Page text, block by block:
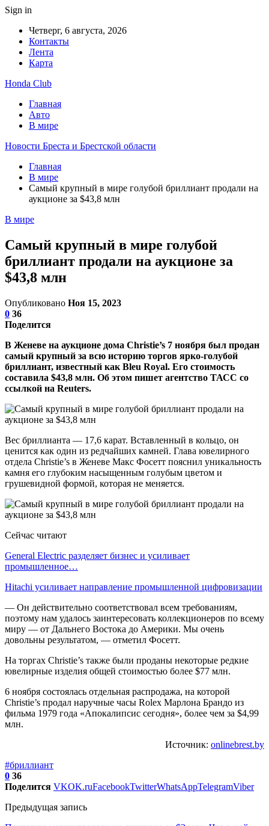
Sign in
Четверг, 6 августа, 2026
Контакты
Лента
Карта
Honda Club
Главная
Авто
В мире
Новости Бреста и Брестской области
Главная
В мире
Самый крупный в мире голубой бриллиант продали на
аукционе за $43,8 млн
В мире
Самый крупный в мире голубой
бриллиант продали на аукционе за
$43,8 млн
Опубликовано Ноя 15, 2023
0 36
Поделится
В Женеве на аукционе дома Christie’s 7 ноября был продан
самый крупный за всю историю торгов ярко-голубой
бриллиант, известный как Bleu Royal. Его стоимость
составила $43,8 млн. Об этом пишет агентство ТАСС со
ссылкой на Reuters.
Вес бриллианта — 17,6 карат. Вставленный в кольцо, он
ценится как один из редчайших камней. Глава ювелирного
отдела Christie’s в Женеве Макс Фосетт пояснил уникальность
камня его глубоким насыщенным голубым цветом и
грушевидной формой, которая не меняется.
Сейчас читают
General Electric разделяет бизнес и усиливает
промышленное…
Hitachi усиливает направление промышленной цифровизации
— Он действительно соответствовал всем требованиям,
поэтому нам удалось заинтересовать коллекционеров по всему
миру — от Дальнего Востока до Америки. Мы очень
довольны результатом, — отметил Фосетт.
На торгах Christie’s также были проданы некоторые редкие
ювелирные изделия общей стоимостью более $77 млн.
6 ноября состоялась отдельная распродажа, на которой
Christie’s продал наручные часы Rolex Марлона Брандо из
фильма 1979 года «Апокалипсис сегодня», более чем за $4,99
млн.
Источник: onlinebrest.by
#бриллиант
0 36
Поделится VKOK.ruFacebookTwitterWhatsAppTelegramViber
Предыдущая запись